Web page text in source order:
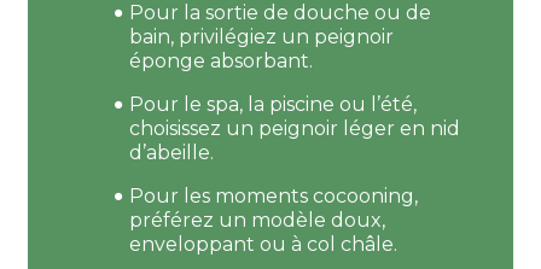
Pour la sortie de douche ou de
bain, privilégiez un peignoir
éponge absorbant.
Pour le spa, la piscine ou l’été,
choisissez un peignoir léger en nid
d’abeille.
Pour les moments cocooning,
préférez un modèle doux,
enveloppant ou à col châle.